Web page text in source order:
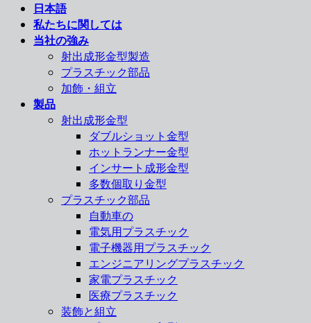
日本語
私たちに関しては
当社の強み
射出成形金型製造
プラスチック部品
加飾・組立
製品
射出成形金型
ダブルショット金型
ホットランナー金型
インサート成形金型
多数個取り金型
プラスチック部品
自動車の
電気用プラスチック
電子機器用プラスチック
エンジニアリングプラスチック
家電プラスチック
医療プラスチック
装飾と組立